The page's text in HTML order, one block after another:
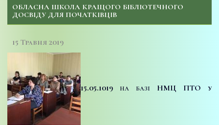
ОБЛАСНА ШКОЛА КРАЩОГО БІБЛІОТЕЧНОГО
ДОСВІДУ ДЛЯ ПОЧАТКІВЦІВ
15 Травня 2019
15.05.1019 на базі НМЦ ПТО у